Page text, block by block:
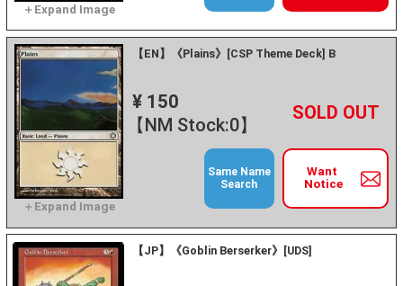
【EN】《Plains》[CSP Theme Deck] B
¥ 150
【NM Stock:0】
－ +
Want
Notice
Same Name
Search
【JP】《Goblin Berserker》[UDS]